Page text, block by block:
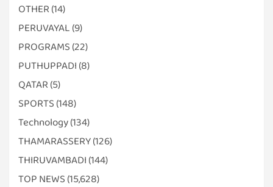
OTHER (14)
PERUVAYAL (9)
PROGRAMS (22)
PUTHUPPADI (8)
QATAR (5)
SPORTS (148)
Technology(134)
THAMARASSERY(126)
THIRUVAMBADI (144)
TOP NEWS (15,628)